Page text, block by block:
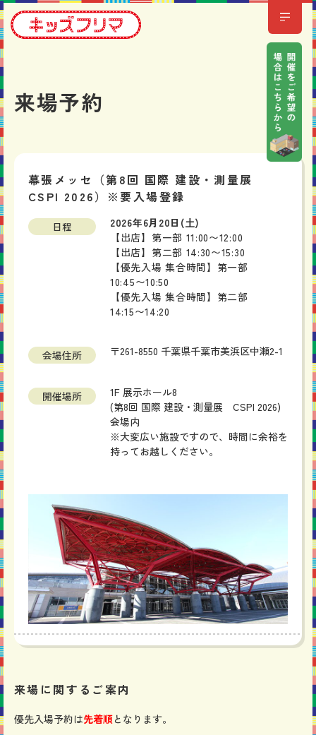
来場予約
幕張メッセ（第8回 国際 建設・測量展
CSPI 2026）※要入場登録
日程
2026年6月20日(土)
【出店】第一部 11:00〜12:00
【出店】第二部 14:30〜15:30
【優先入場 集合時間】第一部
10:45〜10:50
【優先入場 集合時間】第二部
14:15〜14:20
会場住所 〒261-8550 千葉県千葉市美浜区中瀬2-1
開催場所
1F 展示ホール8
(第8回 国際 建設・測量展 CSPI 2026)
会場内
※大変広い施設ですので、時間に余裕を
持ってお越しください。
来場に関するご案内
優先入場予約は先着順となります。